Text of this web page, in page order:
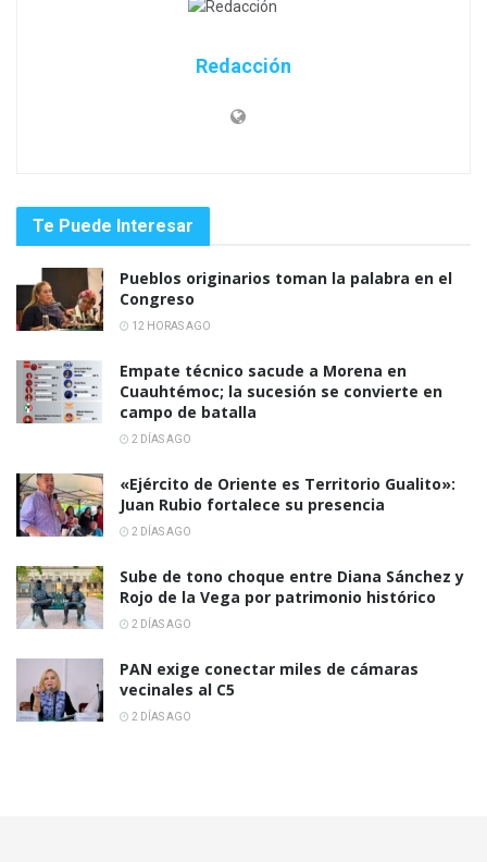
Redacción
Te Puede Interesar
Pueblos originarios toman la palabra en el
Congreso
12 HORAS AGO
Empate técnico sacude a Morena en
Cuauhtémoc; la sucesión se convierte en
campo de batalla
2 DÍAS AGO
«Ejército de Oriente es Territorio Gualito»:
Juan Rubio fortalece su presencia
2 DÍAS AGO
Sube de tono choque entre Diana Sánchez y
Rojo de la Vega por patrimonio histórico
2 DÍAS AGO
PAN exige conectar miles de cámaras
vecinales al C5
2 DÍAS AGO